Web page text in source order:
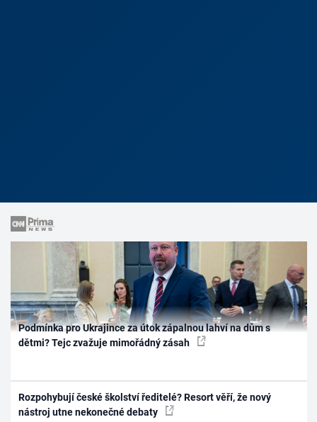
Podmínka pro Ukrajince za útok zápalnou lahví na dům s
dětmi? Tejc zvažuje mimořádný zásah
Rozpohybují české školství ředitelé? Resort věří, že nový
nástroj utne nekonečné debaty